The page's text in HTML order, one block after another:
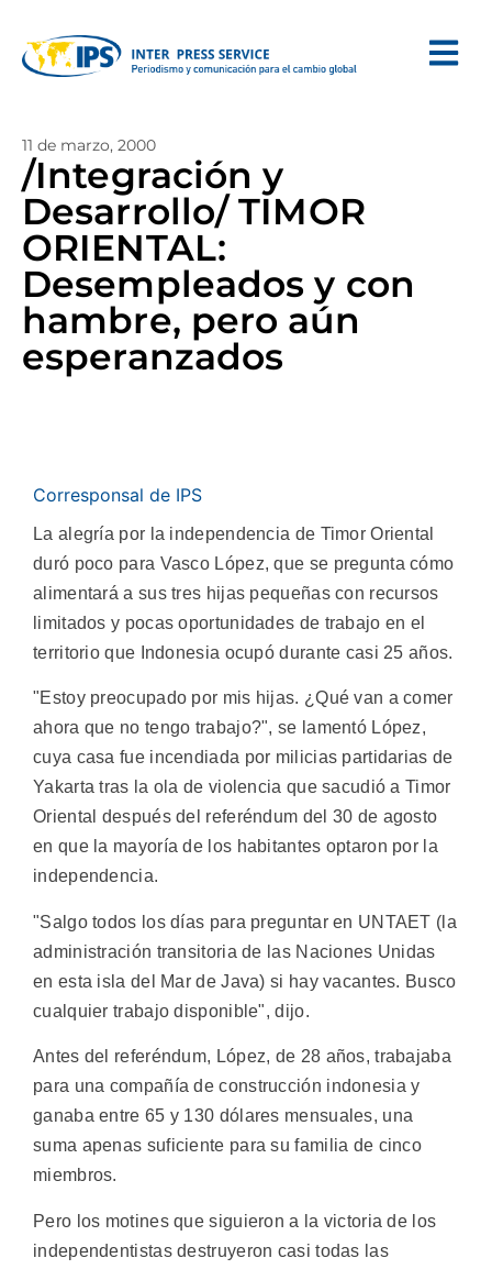
11 de marzo, 2000
/Integración y
Desarrollo/ TIMOR
ORIENTAL:
Desempleados y con
hambre, pero aún
esperanzados
Corresponsal de IPS
La alegría por la independencia de Timor Oriental
duró poco para Vasco López, que se pregunta cómo
alimentará a sus tres hijas pequeñas con recursos
limitados y pocas oportunidades de trabajo en el
territorio que Indonesia ocupó durante casi 25 años.
"Estoy preocupado por mis hijas. ¿Qué van a comer
ahora que no tengo trabajo?", se lamentó López,
cuya casa fue incendiada por milicias partidarias de
Yakarta tras la ola de violencia que sacudió a Timor
Oriental después del referéndum del 30 de agosto
en que la mayoría de los habitantes optaron por la
independencia.
"Salgo todos los días para preguntar en UNTAET (la
administración transitoria de las Naciones Unidas
en esta isla del Mar de Java) si hay vacantes. Busco
cualquier trabajo disponible", dijo.
Antes del referéndum, López, de 28 años, trabajaba
para una compañía de construcción indonesia y
ganaba entre 65 y 130 dólares mensuales, una
suma apenas suficiente para su familia de cinco
miembros.
Pero los motines que siguieron a la victoria de los
independentistas destruyeron casi todas las